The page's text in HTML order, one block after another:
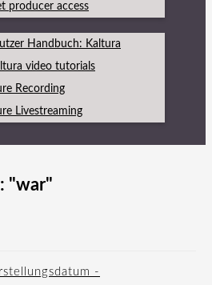
producer access
Handbuch: Kaltura
video tutorials
Recording
Livestreaming
"war"
-